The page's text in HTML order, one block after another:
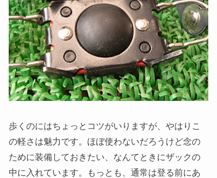
歩くのにはちょっとコツがいりますが、やはりこ
の軽さは魅力です。ほぼ使わないだろうけど念の
ために装備しておきたい、なんてときにザックの
中に入れています。もっとも、通常は登る前にあ